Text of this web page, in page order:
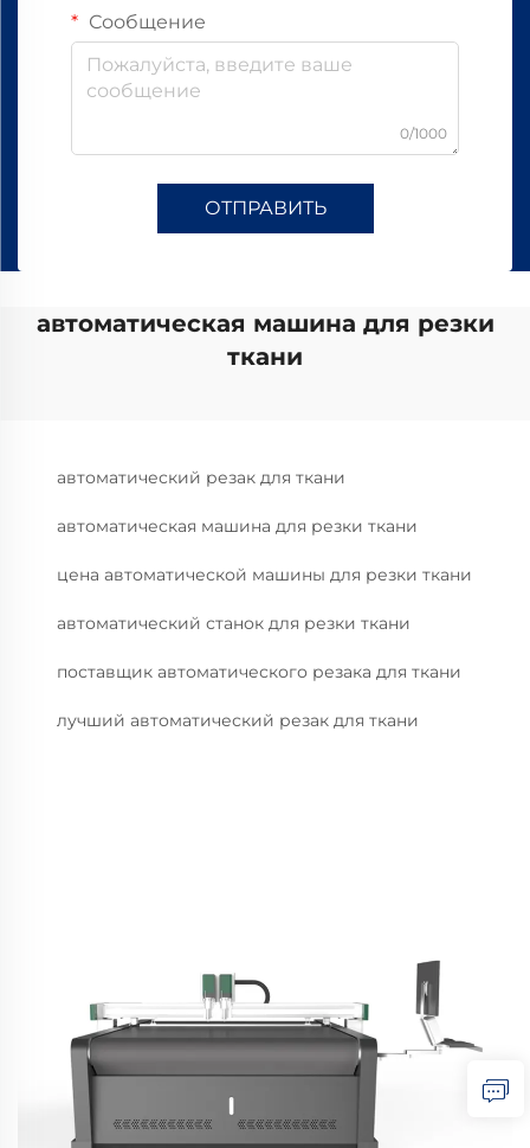
Сообщение
0/1000
ОТПРАВИТЬ
автоматическая машина для резки
ткани
автоматический резак для ткани
автоматическая машина для резки ткани
цена автоматической машины для резки ткани
автоматический станок для резки ткани
поставщик автоматического резака для ткани
лучший автоматический резак для ткани